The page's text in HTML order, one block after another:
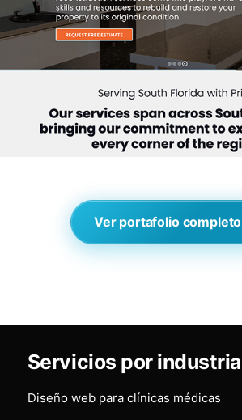
Ver portafolio completo
Servicios por industria
Diseño web para clínicas médicas